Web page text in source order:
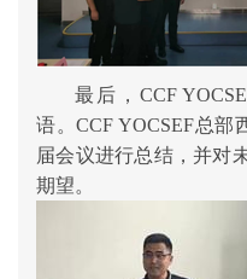
最后， CCF
语。CCF YOCSEF总部
届会议进行总结，并对
期望。